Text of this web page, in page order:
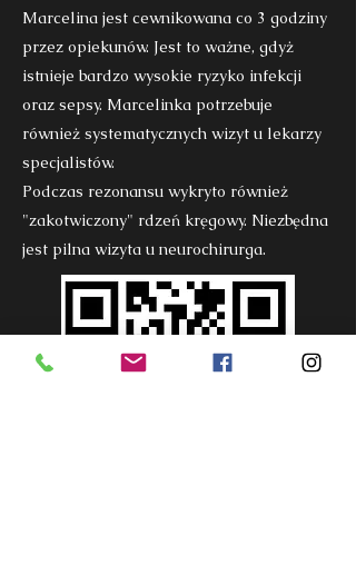
Marcelina jest cewnikowana co 3 godziny
przez opiekunów. Jest to ważne, gdyż
istnieje bardzo wysokie ryzyko infekcji
oraz sepsy. Marcelinka potrzebuje
również systematycznych wizyt u lekarzy
specjalistów.
Podczas rezonansu wykryto również
"zakotwiczony" rdzeń kręgowy. Niezbędna
jest pilna wizyta u neurochirurga.